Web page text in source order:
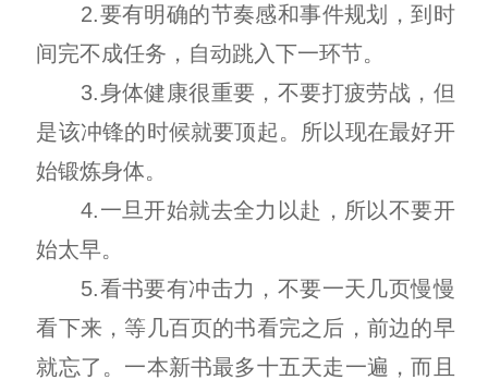
2.要有明确的节奏感和事件规划，到时
间完不成任务，自动跳入下一环节。
3.身体健康很重要，不要打疲劳战，但
是该冲锋的时候就要顶起。所以现在最好开
始锻炼身体。
4.一旦开始就去全力以赴，所以不要开
始太早。
5.看书要有冲击力，不要一天几页慢慢
看下来，等几百页的书看完之后，前边的早
就忘了。一本新书最多十五天走一遍，而且